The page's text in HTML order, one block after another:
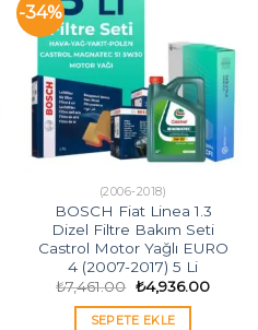
-34%
(2006-2018)
BOSCH Fiat Linea 1.3
Dizel Filtre Bakım Seti
Castrol Motor Yağlı EURO
4 (2007-2017) 5 Li
₺7,461.00 Orijinal
fiyat:
₺7,461.00.
₺4,936.00Şu
SEPETE EKLE